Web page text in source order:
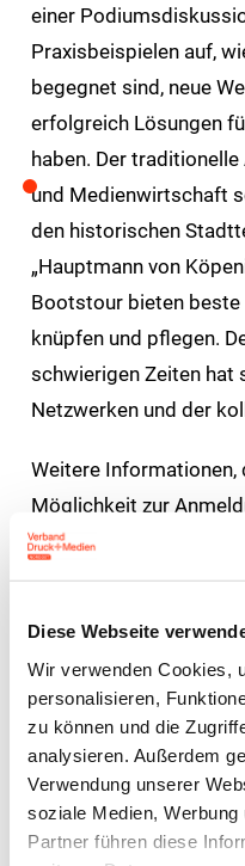
Diese Webseite
Wir verwenden Cookies,
personalisieren,
zu können und die
analysieren. Außerdem
Verwendung unserer
soziale Medien,
Partner führen diese
einer
Praxisbeispielen auf,
begegnet sind, neue
erfolgreich Lösungen
haben. Der
und Medienwirtschaft
den historischen
„Hauptmann von
Bootstour bieten
knüpfen und pflegen.
schwierigen Zeiten hat
Netzwerken und der
Weitere
Möglichkeit zur
Fragen steht Ihnen
Verfügung, bk@bvdm-
Unterstützt wird der
2023 von:
BERBERICH PAPIER
BG ETEM
Canon